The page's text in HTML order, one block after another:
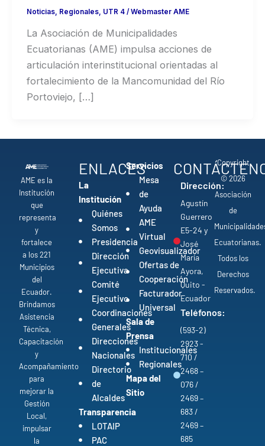
Noticias, Regionales, UTR 4/Webmaster AME
La Asociación de Municipalidades
Ecuatorianas (AME) impulsa acciones de
articulación interinstitucional orientadas al
fortalecimiento de la Mancomunidad del Río
Portoviejo, […]
AME es la
Institución
que
representa
y
fortalece
a los 221
Municipios
del
Ecuador.
Brindamos
Asistencia
Técnica,
Capacitación
y
Acompañamiento
para
mejorar la
Gestión
Local,
impulsar
la
ENLACES
La
Institución
Quiénes
Somos
Presidencia
Dirección
Ejecutiva
Comité
Ejecutivo
Coordinaciones
Generales
Direcciones
Nacionales
Directorio
de
Alcaldes
Transparencia
LOTAIP
PAC
Servicios
Mesa
de
Ayuda
AME
Virtual
Geovisualizador
Ofertas de
Cooperación
Facturador
Universal
Sala de
Prensa
Institucionales
Regionales
Mapa del
Sitio
Dirección:
Agustín
Guerrero
E5-24 y
José
María
Ayora,
Quito -
Ecuador
Teléfonos:
(593-2)
2923 -
710 /
2468 –
076 /
2469 –
683 /
2469 –
685
Copyright
© 2026
Asociación
de
Ecuatorianas.
Todos los
Derechos
Reservados.